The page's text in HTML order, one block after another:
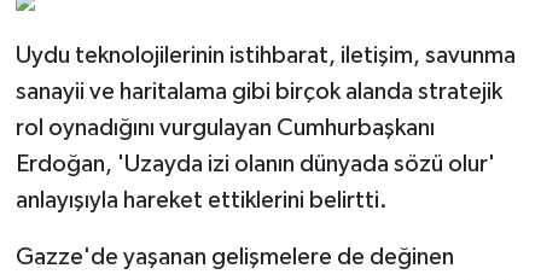
Uydu teknolojilerinin istihbarat, iletişim, savunma
sanayii ve haritalama gibi birçok alanda stratejik
rol oynadığını vurgulayan Cumhurbaşkanı
Erdoğan, 'Uzayda izi olanın dünyada sözü olur'
anlayışıyla hareket ettiklerini belirtti.
Gazze'de yaşanan gelişmelere de değinen